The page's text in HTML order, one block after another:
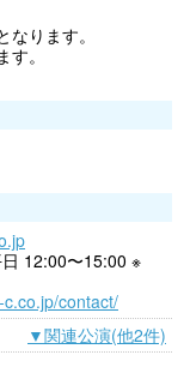
ります。
。
12:00〜15:00 ※
contact/
▼関連公演(他2件)